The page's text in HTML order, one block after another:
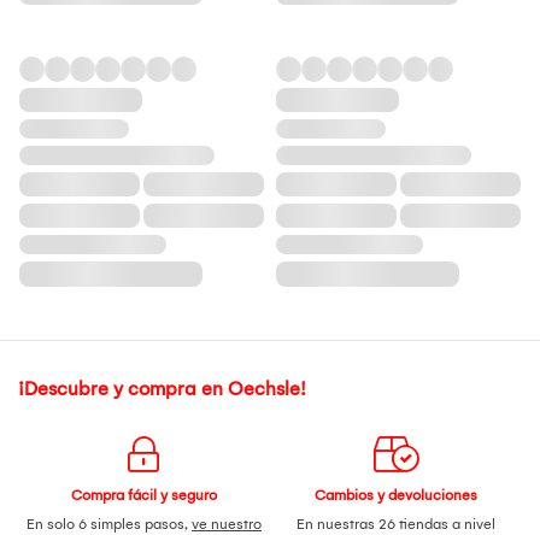
¡Descubre y compra en Oechsle!
Compra fácil y seguro
En solo 6 simples pasos, ve nuestro
Cambios y devoluciones
En nuestras 26 tiendas a nivel